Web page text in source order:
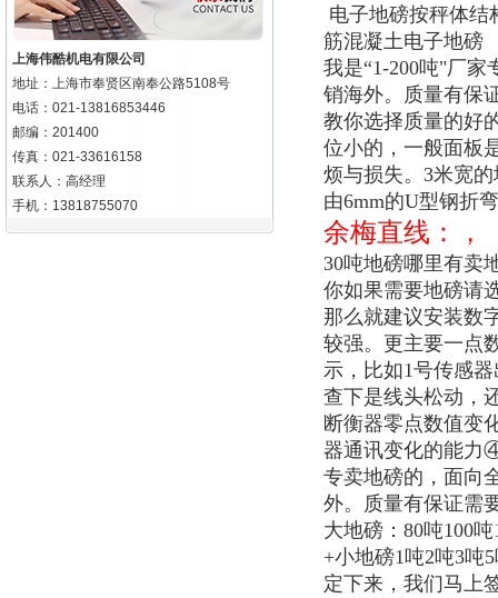
上海伟酷机电有限公司
地址：上海市奉贤区南奉公路5108号
电话：021-13816853446
邮编：201400
传真：021-33616158
联系人：高经理
手机：13818755070
电子地磅按秤体结
筋混凝土电子地磅
我是“1-200吨"厂
销海外。质量有保
教你选择质量的好
位小的，一般面板
烦与损失。3米宽
由6mm的U型钢折
余梅直线：，
30吨地磅哪里有卖
你如果需要地磅请
那么就建议安装数
较强。更主要一点
示，比如1号传感
查下是线头松动，
断衡器零点数值变
器通讯变化的能力
专卖地磅的，面向
外。质量有保证需
大地磅：80吨100
+小地磅1吨2吨3吨
定下来，我们马上